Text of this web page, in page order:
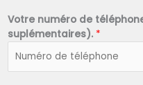
Votre numéro de
suplémentaires). *